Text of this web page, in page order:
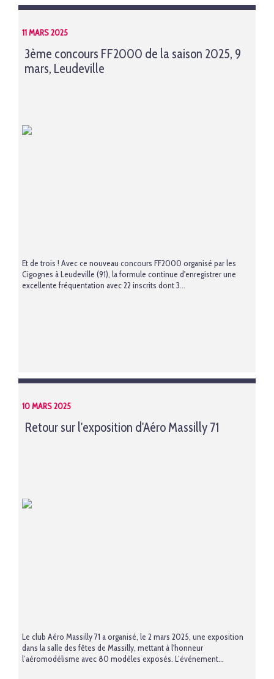
11 MARS 2025
3ème concours FF2000 de la saison 2025, 9
mars, Leudeville
Et de trois ! Avec ce nouveau concours FF2000 organisé par les
Cigognes à Leudeville (91), la formule continue d'enregistrer une
excellente fréquentation avec 22 inscrits dont 3...
10 MARS 2025
Retour sur l'exposition d'Aéro Massilly 71
Le club Aéro Massilly 71 a organisé, le 2 mars 2025, une exposition
dans la salle des fêtes de Massilly, mettant à l'honneur
l’aéromodélisme avec 80 modèles exposés. L’événement...